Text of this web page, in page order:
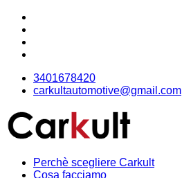
3401678420
carkultautomotive@gmail.com
Perchè scegliere Carkult
Cosa facciamo